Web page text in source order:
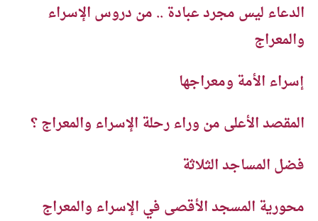
الدعاء ليس مجرد عبادة .. من دروس الإسراء
والمعراج
إسراء الأمة ومعراجها
المقصد الأعلى من وراء رحلة الإسراء والمعراج ؟
فضل المساجد الثلاثة
محورية المسجد الأقصى في الإسراء والمعراج